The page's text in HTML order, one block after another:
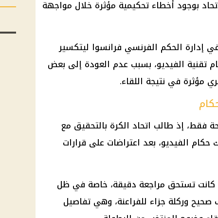
بوجود أخطاء تحكيمية مؤثرة خلال مواجهة
إدارة الحكم الفرنسي فرانسوا ليتكسير
تقنية الفيديو، بسبب عدم العودة إلى بعض
مؤثرة في نتيجة اللقاء.
فقط، إذ طالب اتحاد الكرة بالتحقيق مع
الفيديو، بعد اعتراضات على قرارات
تستحق مراجعة دقيقة، خاصة في ظل
وركلة جزاء للفراعنة، وهي تفاصيل